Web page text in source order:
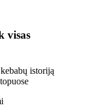
visas
istoriją